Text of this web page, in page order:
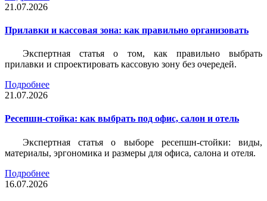
21.07.2026
Прилавки и кассовая зона: как правильно организовать
Экспертная статья о том, как правильно выбрать
прилавки и спроектировать кассовую зону без очередей.
Подробнее
21.07.2026
Ресепшн-стойка: как выбрать под офис, салон и отель
Экспертная статья о выборе ресепшн-стойки: виды,
материалы, эргономика и размеры для офиса, салона и отеля.
Подробнее
16.07.2026